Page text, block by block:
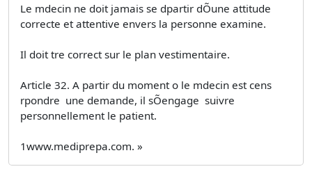
Le mdecin ne doit jamais se dpartir dÕune attitude
correcte et attentive envers la personne examine.
Il doit tre correct sur le plan vestimentaire.
Article 32. A partir du moment o le mdecin est cens
rpondre  une demande, il sÕengage  suivre
personnellement le patient.
1www.mediprepa.com. »